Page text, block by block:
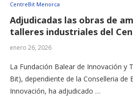
CentreBit Menorca
Adjudicadas las obras de
talleres industriales del
enero 26, 2026
La Fundación Balear de Innovación y
Bit), dependiente de la Conselleria de
Innovación, ha adjudicado …